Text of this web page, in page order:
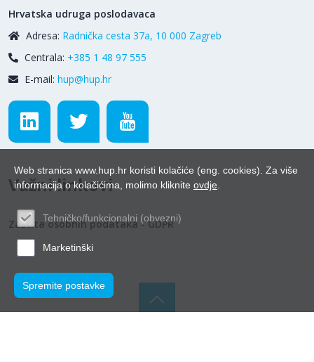
Hrvatska udruga poslodavaca
Adresa: Radnička cesta 37a, 10 000 Zagreb
Centrala: +385 1 48 97 555
E-mail: hup@hup.hr
Važni linkovi
Zaštita osobnih podataka - GDPR
Web stranica www.hup.hr koristi kolačiće (eng. cookies). Za više
informacija o kolačićima, molimo kliknite ovdje
Tehničko/funkcionalni (obvezni)
Marketinški
Spremite postavke